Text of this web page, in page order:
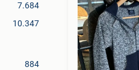
7.684
10.347
884